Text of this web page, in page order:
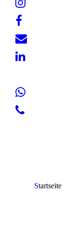
Startseite